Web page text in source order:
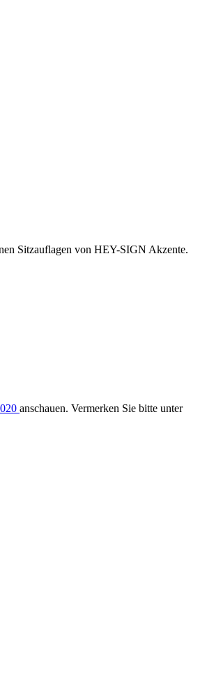
Sitzauflagen von HEY-SIGN Akzente.
anschauen. Vermerken Sie bitte unter